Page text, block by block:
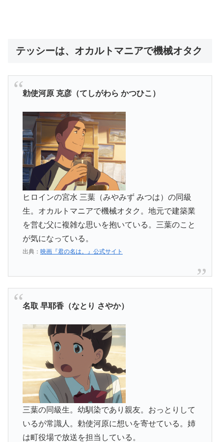
テッシーは、オカルトマニアで機械オタク
勅使河原 克彦（てしがわら かつひこ）
ヒロインの宮水 三葉（みやみず みつは）の同級
生。オカルトマニアで機械オタク。地元で建築業
を営む父に複雑な思いを抱いている。三葉のこと
が気になっている。
出典： 映画『君の名は。』公式サイト
名取 早耶香（なとり さやか）
三葉の同級生。幼馴染であり親友。おっとりして
いるが常識人。勅使河原に想いを寄せている。姉
は町役場で放送を担当している。